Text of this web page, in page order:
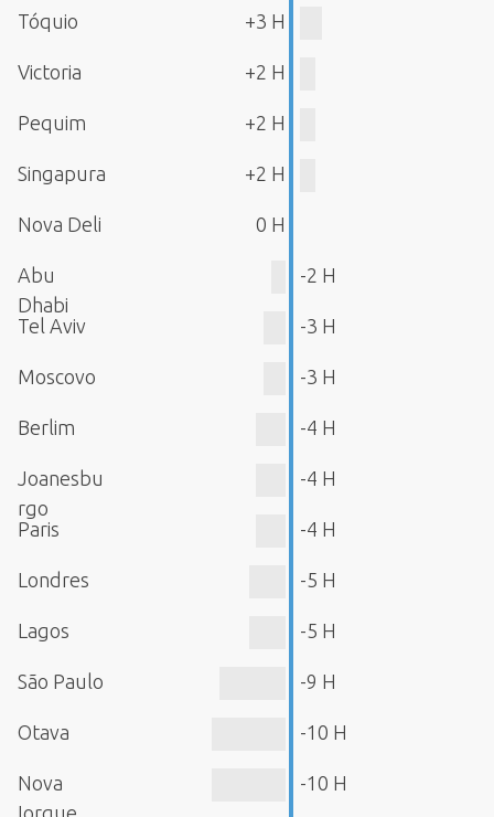
Tóquio +3 H
Victoria +2 H
Pequim +2 H
Singapura +2 H
Nova Deli 0 H
Abu
Dhabi
-2 H
Tel Aviv -3 H
Moscovo -3 H
Berlim -4 H
Joanesbu
rgo
-4 H
Paris -4 H
Londres -5 H
Lagos -5 H
São Paulo -9 H
Otava -10 H
Nova
-10 H